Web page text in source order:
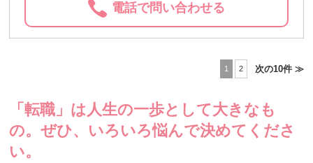
電話で問い合わせる
1 2 次の10件 ≫
「転職」は人生の一歩として大きなも
の。ぜひ、いろいろ悩んで決めてくださ
い。